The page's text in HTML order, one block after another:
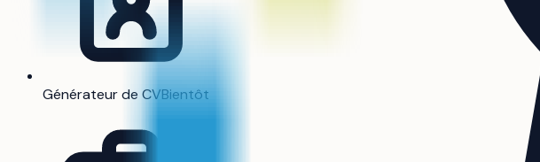
Générateur de CVBientôt